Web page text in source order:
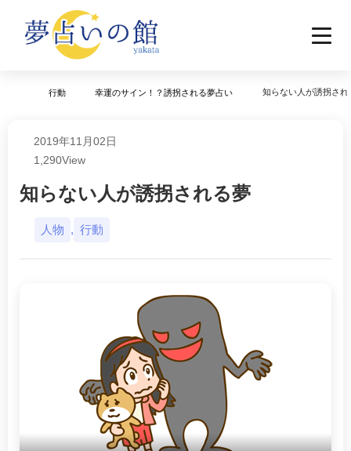
行動 幸運のサイン！？誘拐される夢占い 知らない人が誘拐され
2019年11月02日
1,290View
知らない人が誘拐される夢
人物 , 行動